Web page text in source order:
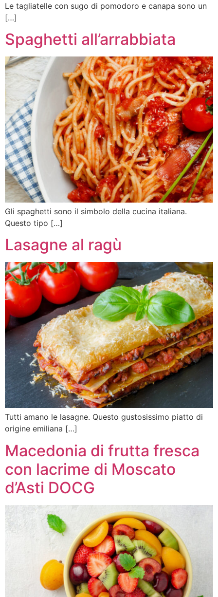
Le tagliatelle con sugo di pomodoro e canapa sono un
[…]
Spaghetti all’arrabbiata
Gli spaghetti sono il simbolo della cucina italiana.
Questo tipo […]
Lasagne al ragù
Tutti amano le lasagne. Questo gustosissimo piatto di
origine emiliana […]
Macedonia di frutta fresca
con lacrime di Moscato
d’Asti DOCG